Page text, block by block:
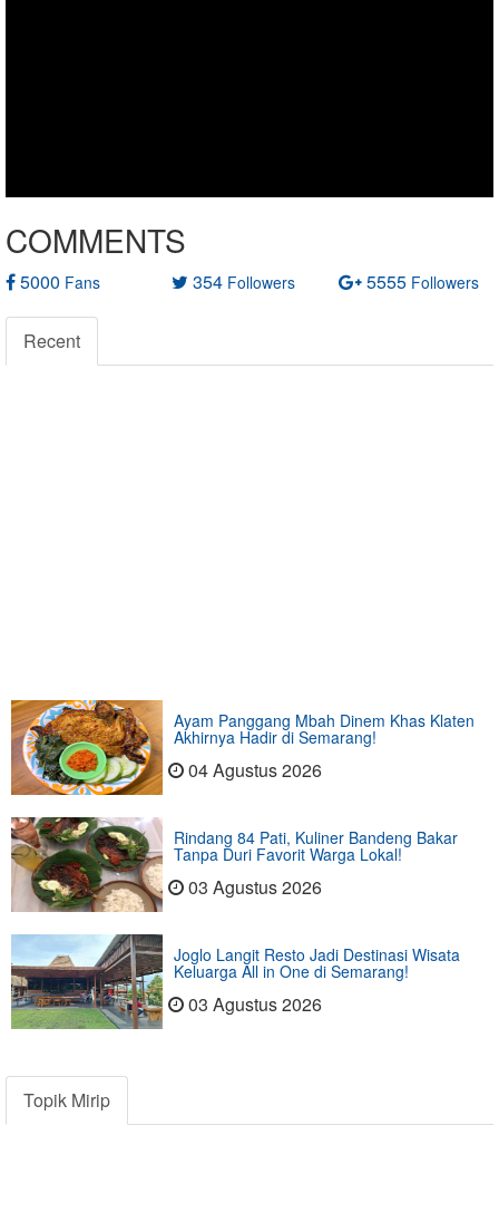
COMMENTS
5000 Fans 354 Followers 5555 Followers
Recent
Ayam Panggang Mbah Dinem Khas Klaten
Akhirnya Hadir di Semarang!
04 Agustus 2026
Rindang 84 Pati, Kuliner Bandeng Bakar
Tanpa Duri Favorit Warga Lokal!
03 Agustus 2026
Joglo Langit Resto Jadi Destinasi Wisata
Keluarga All in One di Semarang!
03 Agustus 2026
Topik Mirip